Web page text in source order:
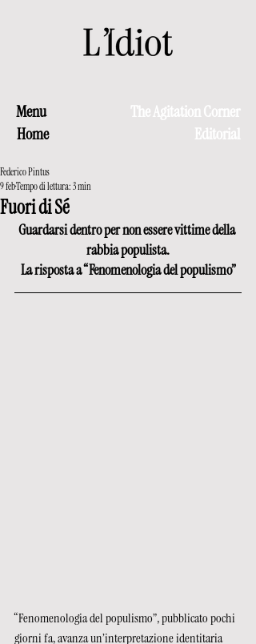
Menu
The Agitation Corner
Home
Editorial
Fuori di Sé
Federico Pintus
9 febTempo di lettura: 3 min
Guardarsi dentro per non essere vittime della
rabbia populista.
La risposta a “Fenomenologia del populismo”
“Fenomenologia del populismo”, pubblicato pochi
giorni fa, avanza un’interpretazione identitaria